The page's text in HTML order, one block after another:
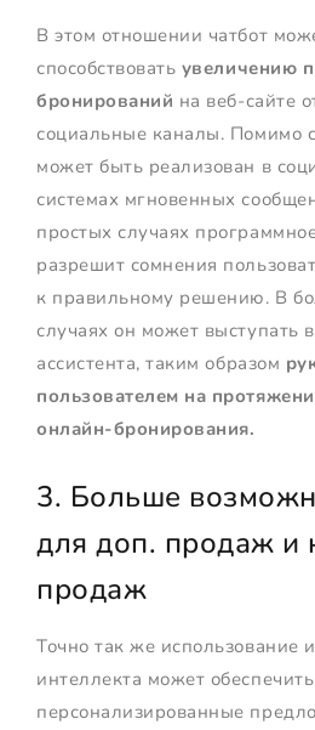
В этом отношении чатбот
способствовать увеличению
бронирований на веб-сайте
социальные каналы. Помимо
может быть реализован в
системах мгновенных
простых случаях
разрешит сомнения
к правильному решению. В
случаях он может выступать
ассистента, таким образом
пользователем на
онлайн-бронирования.
3. Больше
для доп. продаж и
продаж
Точно так же использование
интеллекта может обеспечить
персонализированные